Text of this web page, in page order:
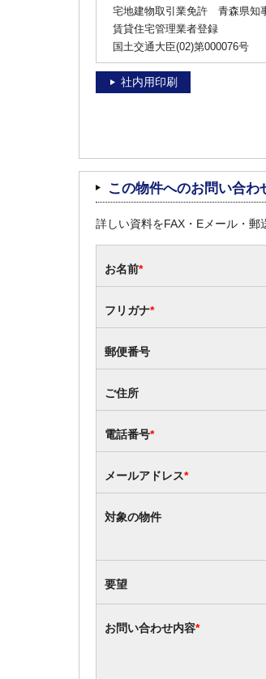
宅地建物取引業免許 青森県知
賃貸住宅管理業者登録
国土交通大臣(02)第000076号
社内用印刷
この物件へのお問い合わ
詳しい資料をFAX・Eメール・郵
お名前*
フリガナ*
郵便番号
ご住所
電話番号*
メールアドレス*
対象の物件
要望
お問い合わせ内容*